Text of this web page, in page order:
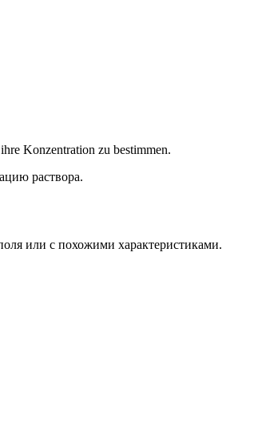
Konzentration zu bestimmen.
раствора.
или с похожими характеристиками.